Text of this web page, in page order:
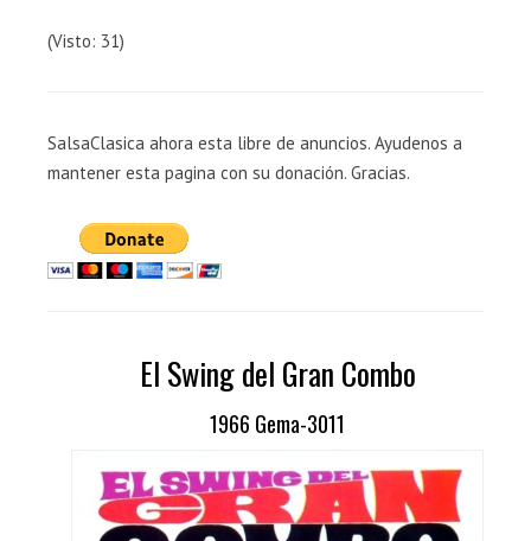
(Visto: 31)
SalsaClasica ahora esta libre de anuncios. Ayudenos a
mantener esta pagina con su donación. Gracias.
El Swing del Gran Combo
1966 Gema-3011